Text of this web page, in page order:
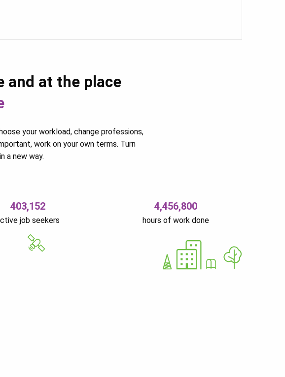
and at the place
your workload, change professions,
work on your own terms. Turn
a new way.
403,152
job seekers
4,456,800
hours of work done